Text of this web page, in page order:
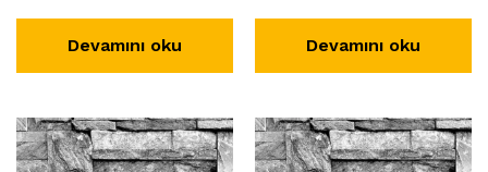
Devamını oku Devamını oku